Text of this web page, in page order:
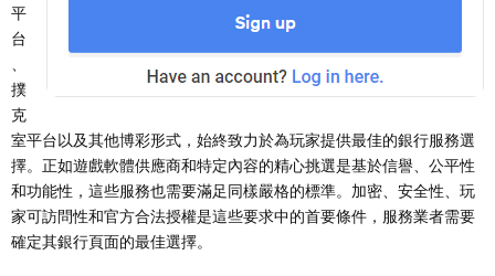
平
台
撲
克
室平台以及其他博彩形式，始終致力於為玩家提供最佳的銀行服務選
擇。正如遊戲軟體供應商和特定內容的精心挑選是基於信譽、公平性
和功能性，這些服務也需要滿足同樣嚴格的標準。加密、安全性、玩
家可訪問性和官方合法授權是這些要求中的首要條件，服務業者需要
確定其銀行頁面的最佳選擇。